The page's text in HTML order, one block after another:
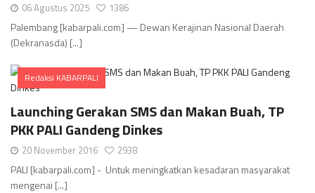
06 Agustus 2025 1386
Palembang [kabarpali.com] — Dewan Kerajinan Nasional Daerah
(Dekranasda) [...]
Redaksi KABARPALI
Launching Gerakan SMS dan Makan Buah, TP
PKK PALI Gandeng Dinkes
20 November 2016 2938
PALI [kabarpali.com] - Untuk meningkatkan kesadaran masyarakat
mengenai [...]